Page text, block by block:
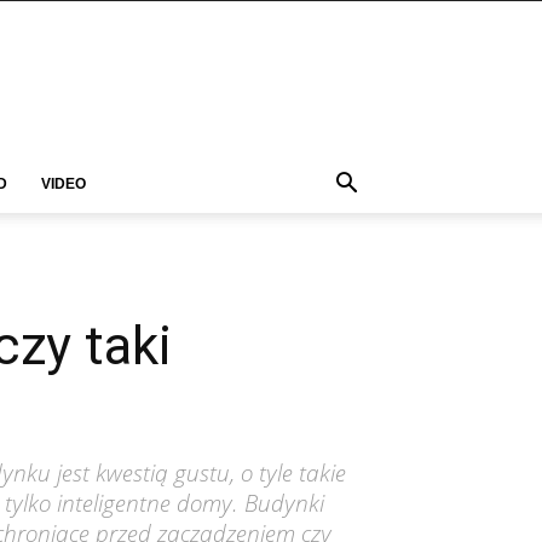
VIDEO
taki
jest kwestią gustu, o tyle takie
inteligentne domy. Budynki
przed zaczadzeniem czy